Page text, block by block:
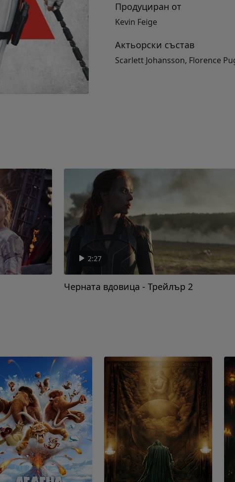
Продуциран от
Kevin Feige
Актьорски състав
Scarlett Johansson, Florence
2:27
Черната вдовица - Трейлър 2